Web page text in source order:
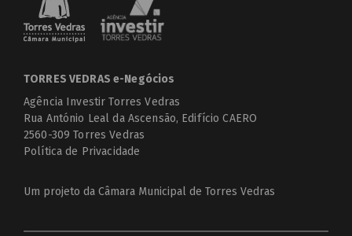
TORRES VEDRAS e-Negócios
Agência Investir Torres Vedras
Rua António Leal da Ascensão, Edifício CAERO
2560-309 Torres Vedras
Política de Privacidade
Um projeto da Câmara Municipal de Torres Vedras